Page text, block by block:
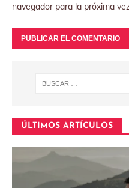
navegador para la próxima
ÚLTIMOS ARTÍCULOS